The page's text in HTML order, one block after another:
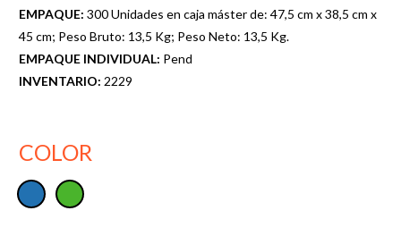
EMPAQUE: 300 Unidades en caja máster de: 47,5 cm x 38,5 cm x
45 cm; Peso Bruto: 13,5 Kg; Peso Neto: 13,5 Kg.
EMPAQUE INDIVIDUAL: Pend
INVENTARIO: 2229
COLOR